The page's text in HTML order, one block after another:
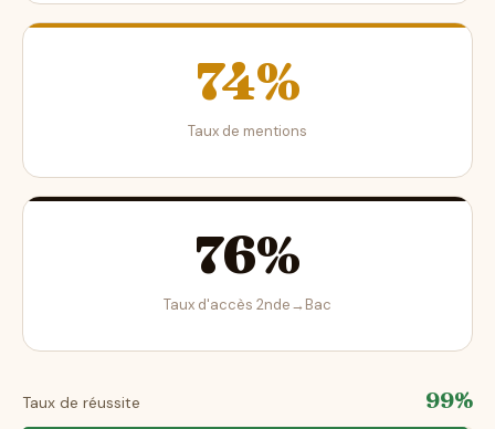
74%
Taux de mentions
76%
Taux d'accès 2nde→Bac
Taux de réussite 99%